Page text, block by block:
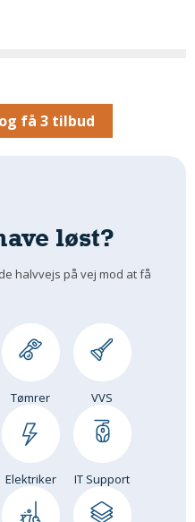
få 3 tilbud
løst?
halvvejs på vej mod at få
Tømrer VVS
Elektriker IT Support